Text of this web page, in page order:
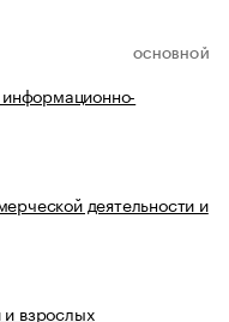
ОСНОВНОЙ
информационно-
деятельности и
взрослых